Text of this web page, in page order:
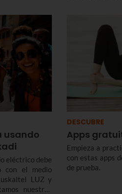
usando
eléctrico debe
con el medio
LUZ y
nuestras
DESCUBRE
Apps
Empieza a
con estas apps
de prueba.